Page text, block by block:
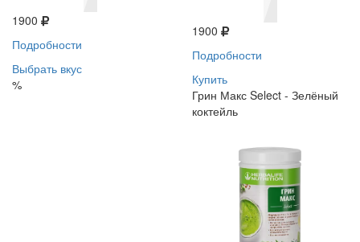
1900
Подробности
Выбрать вкус
%
1900
Подробности
Купить
Грин Макс Select - Зелёный
коктейль